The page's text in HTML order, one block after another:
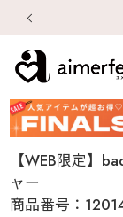
【WEB限定】
ャー
商品番号：